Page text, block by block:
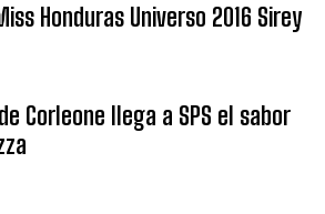
Honduras Universo 2016 Sirey
Corleone llega a SPS el sabor